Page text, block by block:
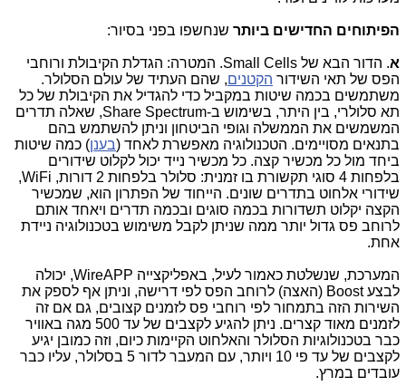
הפיתוחים החדישים ביותר שנחשפו בפני בסיור:
א
. הדור הבא של Small Cells. המטרה: הגדלת הקיבולת ורוחבי
הפס של תאי השידור הקטנים, שהם העתיד של עולם הסלולר.
משתמשים בכמה שיטות במקביל כדי להגדיל את הקיבולת של כל
תא סלולרי, בין היתר, בשימוש ב-Share Spectrum, שאלה תדרים
המשמשים את הממשלה וגופי הביטחון וניתן להשתמש בהם
בתנאים מסויימים. הטכנולוגיה מאפשרת לאחד (בענן) כמה שיטות
ביחד מול כל מכשיר קצה. כל מכשיר נייד יכול לקלוט שידורים
בלפחות 4 סוגי תקשורת בו זמנית: סלולר בלפחות 2 דורות, WiFi,
שידורי אלחוט בתדרים שונים. הייחוד של הפתרון הוא, שמכשיר
הקצה יקלוט תשדורות בכמה סוגים ובכמה תדרים ויאחד אותם
לרוחב פס גדול יותר ממה שניתן לקבל משימוש בטכנולוגיה ניידת
אחת.
המערכת, שנשלטת כאמור לעיל, באפליקצייה WireAPP, יכולה
לבצע Boost (האצה) לרוחב הפס לפי דרישה, וניתן אף לספק את
השירות הזה בתמחור לפי רוחבי פס לזמנים קצובים, גם אם זה
לזמנים מאוד קצרים. ניתן להגיע לקצבים של עד 500 מגה באוויר
כבר בטכנולוגיות הסלולר והאלחוט הקיימות כיום, וזה כמובן יגיע
לקצבים של עד פי 10 ויותר, עם המעבר לדור 5 בסלולר, עליו כבר
עובדים במרץ.